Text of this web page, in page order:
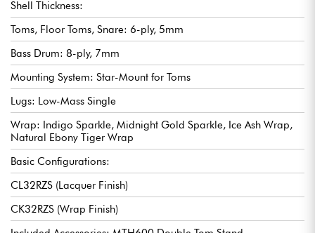
Shell Thickness:
Toms, Floor Toms, Snare: 6-ply, 5mm
Bass Drum: 8-ply, 7mm
Mounting System: Star-Mount for Toms
Lugs: Low-Mass Single
Wrap: Indigo Sparkle, Midnight Gold Sparkle, Ice Ash Wrap,
Natural Ebony Tiger Wrap
Basic Configurations:
CL32RZS (Lacquer Finish)
CK32RZS (Wrap Finish)